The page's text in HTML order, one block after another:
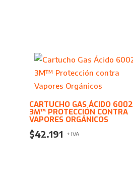
CARTUCHO GAS ÁCIDO 6002
3M™ PROTECCIÓN CONTRA
VAPORES ORGÁNICOS
$42.191 + IVA